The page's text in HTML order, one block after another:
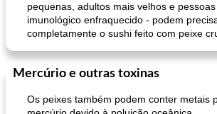
pequenas, adultos mais velhos e
imunológico enfraquecido - podem
completamente o sushi feito com peixe
Mercúrio e outras toxinas
Os peixes também podem conter metais